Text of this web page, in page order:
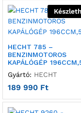
HECHT 785 –
BENZINMOTOROS
KAPÁLÓGÉP
Gyártó: HECHT
189 990 Ft